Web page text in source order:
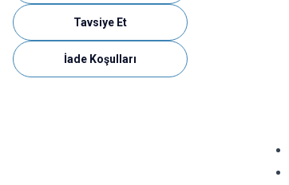
Tavsiye Et
İade Koşulları